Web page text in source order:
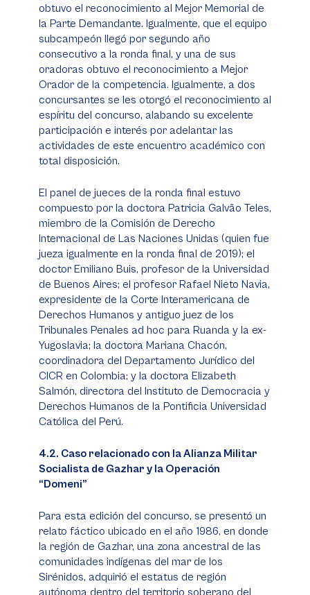
obtuvo el reconocimiento al Mejor Memorial de
la Parte Demandante. Igualmente, que el equipo
subcampeón llegó por segundo año
consecutivo a la ronda final, y una de sus
oradoras obtuvo el reconocimiento a Mejor
Orador de la competencia. Igualmente, a dos
concursantes se les otorgó el reconocimiento al
espíritu del concurso, alabando su excelente
participación e interés por adelantar las
actividades de este encuentro académico con
total disposición.
El panel de jueces de la ronda final estuvo
compuesto por la doctora Patricia Galvão Teles,
miembro de la Comisión de Derecho
Internacional de Las Naciones Unidas (quien fue
jueza igualmente en la ronda final de 2019); el
doctor Emiliano Buis, profesor de la Universidad
de Buenos Aires; el profesor Rafael Nieto Navia,
expresidente de la Corte Interamericana de
Derechos Humanos y antiguo juez de los
Tribunales Penales ad hoc para Ruanda y la ex-
Yugoslavia; la doctora Mariana Chacón,
coordinadora del Departamento Jurídico del
CICR en Colombia; y la doctora Elizabeth
Salmón, directora del Instituto de Democracia y
Derechos Humanos de la Pontificia Universidad
Católica del Perú.
4.2. Caso relacionado con la Alianza Militar
Socialista de Gazhar y la Operación
“Domeni”
Para esta edición del concurso, se presentó un
relato fáctico ubicado en el año 1986, en donde
la región de Gazhar, una zona ancestral de las
comunidades indígenas del mar de los
Sirénidos, adquirió el estatus de región
autónoma dentro del territorio soberano del